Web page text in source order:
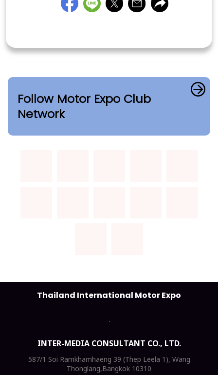
Follow Motor Expo Club
Network
Thailand International Motor Expo
INTER-MEDIA CONSULTANT CO., LTD.
587/1 Soi Ramkhamhaeng 39 (Thep Leela 1), Wang
Thonglang,Bangkok 10310